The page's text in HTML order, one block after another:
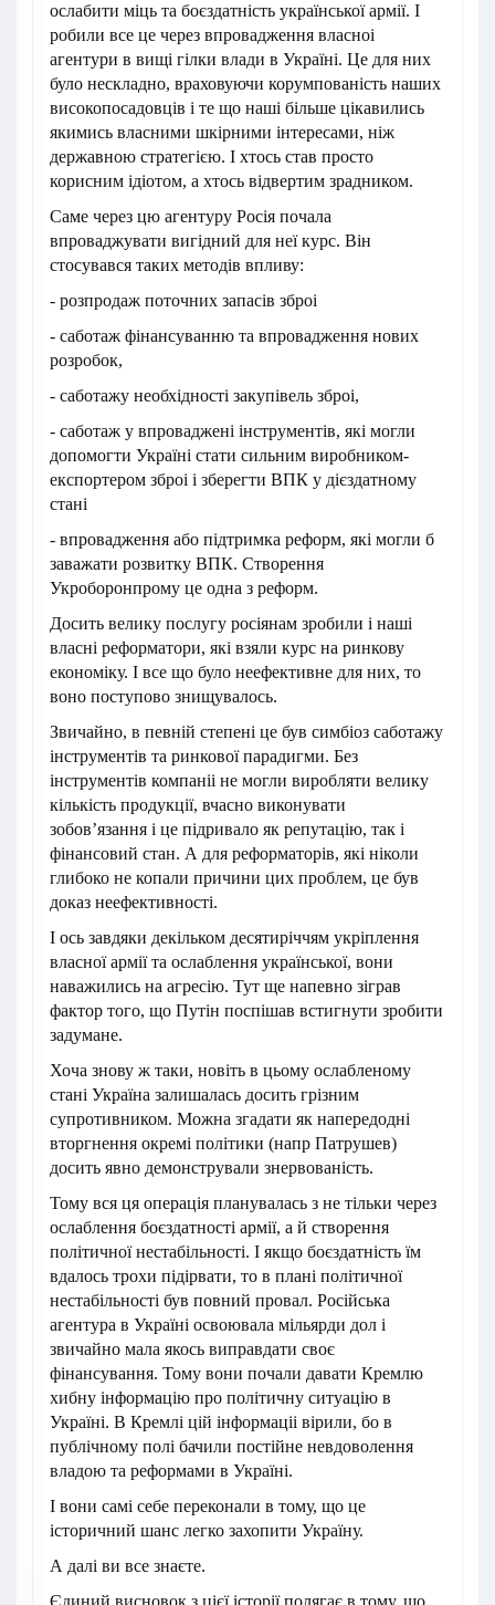
ослабити міць та боєздатність української армії. І
робили все це через впровадження власноі
агентури в вищі гілки влади в Україні. Це для них
було нескладно, враховуючи корумпованість наших
високопосадовців і те що наші більше цікавились
якимись власними шкірними інтересами, ніж
державною стратегією. І хтось став просто
корисним ідіотом, а хтось відвертим зрадником.
Саме через цю агентуру Росія почала
впроваджувати вигідний для неї курс. Він
стосувався таких методів впливу:
- розпродаж поточних запасів зброі
- саботаж фінансуванню та впровадження нових
розробок,
- саботажу необхідності закупівель зброі,
- саботаж у впроваджені інструментів, які могли
допомогти Україні стати сильним виробником-
експортером зброі і зберегти ВПК у дієздатному
стані
- впровадження або підтримка реформ, які могли б
заважати розвитку ВПК. Створення
Укроборонпрому це одна з реформ.
Досить велику послугу росіянам зробили і наші
власні реформатори, які взяли курс на ринкову
економіку. І все що було неефективне для них, то
воно поступово знищувалось.
Звичайно, в певній степені це був симбіоз саботажу
інструментів та ринкової парадигми. Без
інструментів компаніі не могли виробляти велику
кількість продукції, вчасно виконувати
зобов’язання і це підривало як репутацію, так і
фінансовий стан. А для реформаторів, які ніколи
глибоко не копали причини цих проблем, це був
доказ неефективності.
І ось завдяки декільком десятиріччям укріплення
власної армії та ослаблення української, вони
наважились на агресію. Тут ще напевно зіграв
фактор того, що Путін поспішав встигнути зробити
задумане.
Хоча знову ж таки, новіть в цьому ослабленому
стані Україна залишалась досить грізним
супротивником. Можна згадати як напередодні
вторгнення окремі політики (напр Патрушев)
досить явно демонстрували знервованість.
Тому вся ця операція планувалась з не тільки через
ослаблення боєздатності армії, а й створення
політичної нестабільності. І якщо боєздатність їм
вдалось трохи підірвати, то в плані політичної
нестабільності був повний провал. Російська
агентура в Україні освоювала мільярди дол і
звичайно мала якось виправдати своє
фінансування. Тому вони почали давати Кремлю
хибну інформацію про політичну ситуацію в
Україні. В Кремлі цій інформаціі вірили, бо в
публічному полі бачили постійне невдоволення
владою та реформами в Україні.
І вони самі себе переконали в тому, що це
історичний шанс легко захопити Україну.
А далі ви все знаєте.